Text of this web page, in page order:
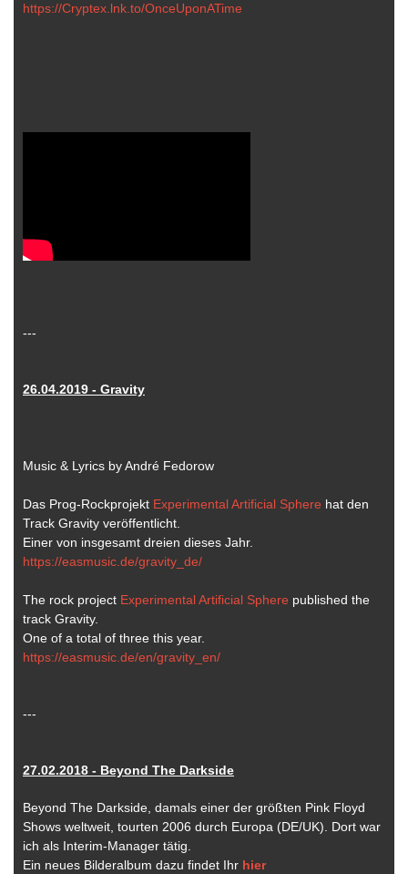
https://Cryptex.lnk.to/OnceUponATime
---
26.04.2019 - Gravity
Music & Lyrics by André Fedorow
Das Prog-Rockprojekt Experimental Artificial Sphere hat den
Track Gravity veröffentlicht.
Einer von insgesamt dreien dieses Jahr.
https://easmusic.de/gravity_de/
The rock project Experimental Artificial Sphere published the
track Gravity.
One of a total of three this year.
https://easmusic.de/en/gravity_en/
---
27.02.2018 - Beyond The Darkside
Beyond The Darkside, damals einer der größten Pink Floyd
Shows weltweit, tourten 2006 durch Europa (DE/UK). Dort war
ich als Interim-Manager tätig.
Ein neues Bilderalbum dazu findet Ihr hier